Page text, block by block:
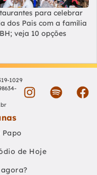
para celebrar
dos Pais com a família
veja 10 opções
1029
de Hoje